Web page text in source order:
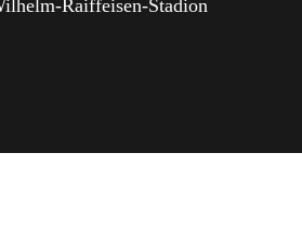
Raiffeisen-Stadion